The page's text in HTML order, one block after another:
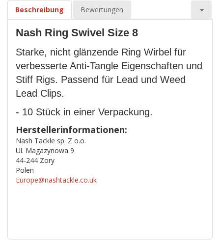
Beschreibung Bewertungen
Nash Ring Swivel Size 8
Starke, nicht glänzende Ring Wirbel für
verbesserte Anti-Tangle Eigenschaften und
Stiff Rigs. Passend für Lead und Weed
Lead Clips.
- 10 Stück in einer Verpackung.
Herstellerinformationen:
Nash Tackle sp. Z o.o.
Ul. Magazynowa 9
44-244 Zory
Polen
Europe@nashtackle.co.uk